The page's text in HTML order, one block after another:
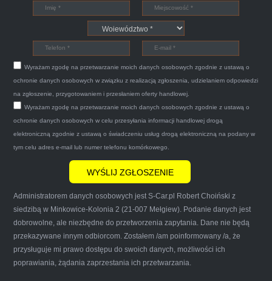
Witam,ja jestem bardzo zadowolona z usługi S-
Car.pl sprzedałam swoją wysłużoną corsinę
tego samego dnia miły grzeczny pan przyjechał
po trzech godzinach autolawetą sprawnie
zapakował auto wypisał dokumenty i wypłacił
gotówkę.Zdecydowanie mogę polecić tą firmę
mnie do skorzystania z ich usług przekonało to
że są na FACEBOOKU i każdy tam może
wyrazić opinię na ich temat.
Iwona Górska
Wyrażam zgodę na przetwarzanie moich danych osobowych zgodnie z ustawą o
ochronie danych osobowych w związku z realizacją zgłoszenia, udzielaniem odpowiedzi
na zgłoszenie, przygotowaniem i przesłaniem oferty handlowej.
Wyrażam zgodę na przetwarzanie moich danych osobowych zgodnie z ustawą o
ochronie danych osobowych w celu przesyłania informacji handlowej drogą
elektroniczną zgodnie z ustawą o świadczeniu usług drogą elektroniczną na podany w
tym celu adres e-mail lub numer telefonu komórkowego.
Administratorem danych osobowych jest S-Car.pl Robert Choiński z
siedzibą w Minkowice-Kolonia 2 (21-007 Mełgiew). Podanie danych jest
dobrowolne, ale niezbędne do przetworzenia zapytania. Dane nie będą
przekazywane innym odbiorcom. Zostałem /am poinformowany /a, że
przysługuje mi prawo dostępu do swoich danych, możliwości ich
poprawiania, żądania zaprzestania ich przetwarzania.